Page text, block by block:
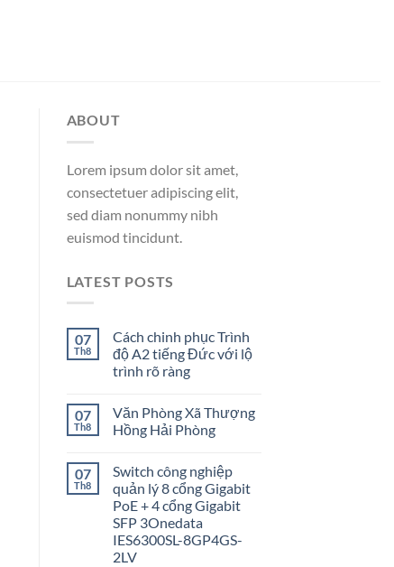
ABOUT
Lorem ipsum dolor sit amet,
consectetuer adipiscing elit,
sed diam nonummy nibh
euismod tincidunt.
LATEST POSTS
07
Th8
Cách chinh phục Trình
độ A2 tiếng Đức với lộ
trình rõ ràng
07
Th8
Văn Phòng Xã Thượng
Hồng Hải Phòng
07
Th8
Switch công nghiệp
quản lý 8 cổng Gigabit
PoE + 4 cổng Gigabit
SFP 3Onedata
IES6300SL-8GP4GS-
2LV